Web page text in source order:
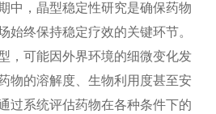
中，晶型稳定性研究是确保药物
始终保持稳定疗效的关键环节。
，可能因外界环境的细微变化发
物的溶解度、生物利用度甚至安
过系统评估药物在各种条件下的